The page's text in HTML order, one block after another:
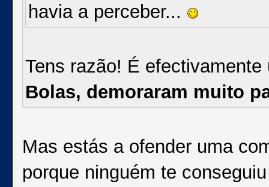
havia a perceber...
Tens razão! É
Bolas, demoraram muito
Mas estás a ofender uma
porque ninguém te